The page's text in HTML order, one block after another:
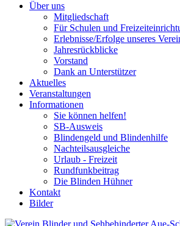
Über uns
Mitgliedschaft
Für Schulen und
Erlebnisse/Erfolge unseres
Jahresrückblicke
Vorstand
Dank an Unterstützer
Aktuelles
Veranstaltungen
Informationen
Sie können helfen!
SB-Ausweis
Blindengeld und Blindenhilfe
Nachteilsausgleiche
Urlaub - Freizeit
Rundfunkbeitrag
Die Blinden Hühner
Kontakt
Bilder